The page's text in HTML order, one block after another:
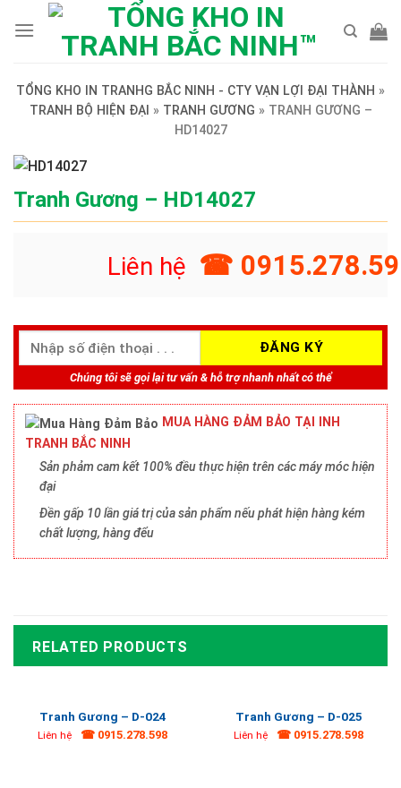
TỔNG KHO IN TRANHG BẮC NINH - CTY VẠN LỢI ĐẠI THÀNH »
TRANH BỘ HIỆN ĐẠI » TRANH GƯƠNG » TRANH GƯƠNG –
HD14027
Tranh Gương – HD14027
Liên hệ ☎
Chúng tôi sẽ gọi lại tư vấn & hỗ trợ nhanh nhất có thể
MUA HÀNG ĐẢM BẢO TẠI INH
TRANH BẮC NINH
Sản phảm cam kết 100% đều thực hiện trên các máy móc hiện
đại
Đền gấp 10 lần giá trị của sản phẩm nếu phát hiện hàng kém
chất lượng, hàng đểu
RELATED PRODUCTS
Tranh Gương – D-024
Liên hệ ☎ 0915.278.598
Tranh Gương – D-025
Liên hệ ☎ 0915.278.598